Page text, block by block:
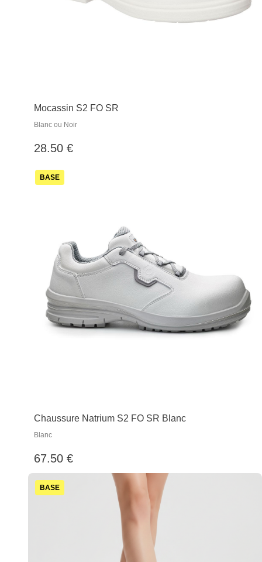
Mocassin S2 FO SR
Blanc ou Noir
28.50 €
BASE
Chaussure Natrium S2 FO SR Blanc
Blanc
67.50 €
BASE